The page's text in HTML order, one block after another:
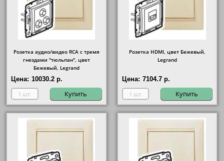
Розетка аудио/видео RCA с тремя
гнездами "тюльпан", цвет
Бежевый, Legrand
Цена: 10030.2 р.
Купить
Розетка HDMI, цвет Бежевый,
Legrand
Цена: 7104.7 р.
Купить